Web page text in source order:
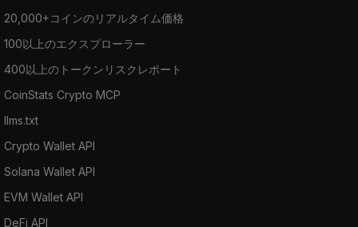
20,000+コインのリアルタイム価格
100以上のエクスプローラー
400以上のトークンリスクレポート
CoinStats Crypto MCP
llms.txt
Crypto Wallet API
Solana Wallet API
EVM Wallet API
DeFi API